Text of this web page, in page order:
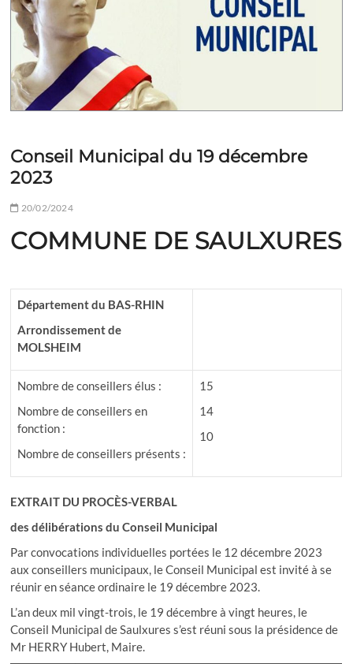
Conseil Municipal du 19 décembre
2023
20/02/2024
COMMUNE DE SAULXURES
Département du BAS-RHIN
Arrondissement de
MOLSHEIM
Nombre de conseillers élus :
Nombre de conseillers en
fonction :
Nombre de conseillers présents :
15
14
10
EXTRAIT DU PROCÈS-VERBAL
des délibérations du Conseil Municipal
Par convocations individuelles portées le 12 décembre 2023
aux conseillers municipaux, le Conseil Municipal est invité à se
réunir en séance ordinaire le 19 décembre 2023.
L’an deux mil vingt-trois, le 19 décembre à vingt heures, le
Conseil Municipal de Saulxures s’est réuni sous la présidence de
Mr HERRY Hubert, Maire.